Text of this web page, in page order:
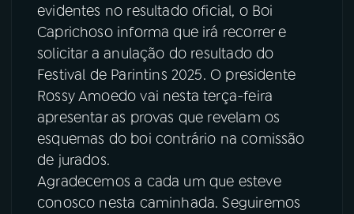
evidentes no resultado oficial, o Boi
Caprichoso informa que irá recorrer e
solicitar a anulação do resultado do
Festival de Parintins 2025. O presidente
Rossy Amoedo vai nesta terça-feira
apresentar as provas que revelam os
esquemas do boi contrário na comissão
de jurados.
Agradecemos a cada um que esteve
conosco nesta caminhada. Seguiremos